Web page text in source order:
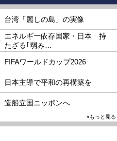
台湾「麗しの島」の実像
エネルギー依存国家・日本 持
たざる｢弱み…
FIFAワールドカップ2026
日本主導で平和の再構築を
造船立国ニッポンへ
»もっと見る